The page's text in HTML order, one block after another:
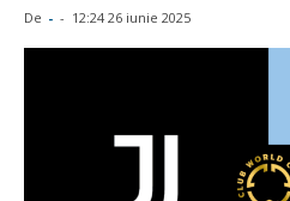
De - - 12:24 26 iunie 2025